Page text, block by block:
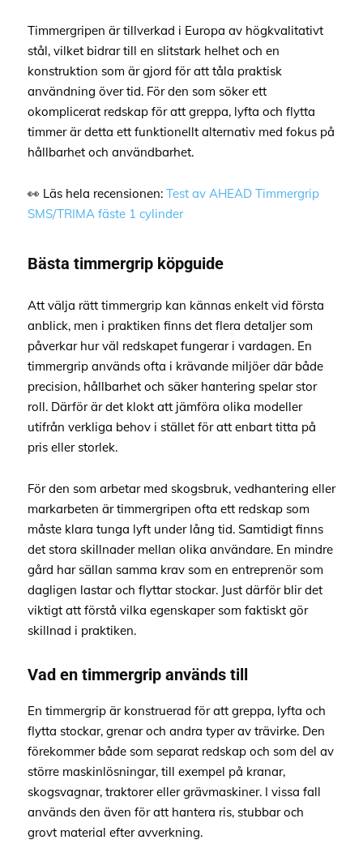
Timmergripen är tillverkad i Europa av högkvalitativt
stål, vilket bidrar till en slitstark helhet och en
konstruktion som är gjord för att tåla praktisk
användning över tid. För den som söker ett
okomplicerat redskap för att greppa, lyfta och flytta
timmer är detta ett funktionellt alternativ med fokus på
hållbarhet och användbarhet.
👀 Läs hela recensionen: Test av AHEAD Timmergrip
SMS/TRIMA fäste 1 cylinder
Bästa timmergrip köpguide
Att välja rätt timmergrip kan kännas enkelt vid första
anblick, men i praktiken finns det flera detaljer som
påverkar hur väl redskapet fungerar i vardagen. En
timmergrip används ofta i krävande miljöer där både
precision, hållbarhet och säker hantering spelar stor
roll. Därför är det klokt att jämföra olika modeller
utifrån verkliga behov i stället för att enbart titta på
pris eller storlek.
För den som arbetar med skogsbruk, vedhantering eller
markarbeten är timmergripen ofta ett redskap som
måste klara tunga lyft under lång tid. Samtidigt finns
det stora skillnader mellan olika användare. En mindre
gård har sällan samma krav som en entreprenör som
dagligen lastar och flyttar stockar. Just därför blir det
viktigt att förstå vilka egenskaper som faktiskt gör
skillnad i praktiken.
Vad en timmergrip används till
En timmergrip är konstruerad för att greppa, lyfta och
flytta stockar, grenar och andra typer av trävirke. Den
förekommer både som separat redskap och som del av
större maskinlösningar, till exempel på kranar,
skogsvagnar, traktorer eller grävmaskiner. I vissa fall
används den även för att hantera ris, stubbar och
grovt material efter avverkning.